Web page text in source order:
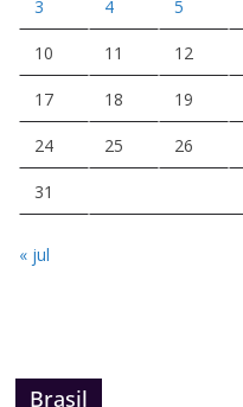
3 4 5
10 11 12
17 18 19
24 25 26
31
« jul
Brasil